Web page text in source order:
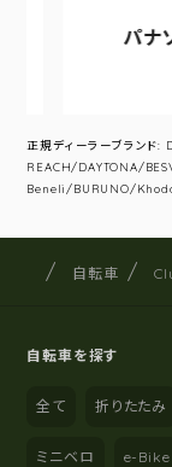
パナソ
正規ディーラーブラン
REACH/DAYTONA/
Beneli/BURUNO/
サイト内
サイクルショップナカゴ
自転車
自転車を探す
全て 折りたたみ
ミニベロ e-Bike